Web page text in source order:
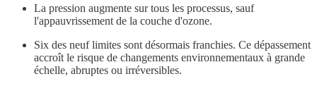
La pression augmente sur tous les processus, sauf
l'appauvrissement de la couche d'ozone.
Six des neuf limites sont désormais franchies. Ce dépassement
accroît le risque de changements environnementaux à grande
échelle, abruptes ou irréversibles.